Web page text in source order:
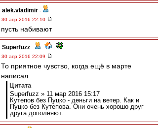
alek.vladimir -
30 апр 2016 22:10
пусть набивают
Superfuzz -
30 апр 2016 22:09
То приятное чувство, когда ещё в марте
написал
Цитата
Superfuzz » 11 мар 2016 15:17
Кутепов без Пуцко - деньги на ветер. Как и
Пуцко без Кутепова. Они очень хорошо друг
друга дополняют.